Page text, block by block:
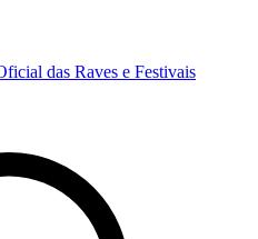
das Raves e Festivais